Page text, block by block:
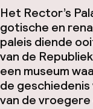
Het Rector’s
gotische en
paleis diende
van de
een museum
de
van de